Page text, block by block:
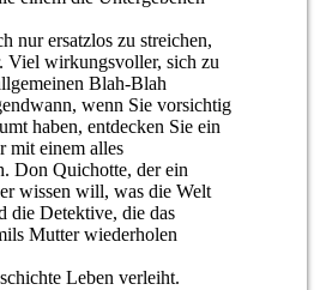
nur ersatzlos zu streichen,
Viel wirkungsvoller, sich zu
Blah-Blah
wenn Sie vorsichtig
haben, entdecken Sie ein
mit einem alles
Don Quichotte, der ein
wissen will, was die Welt
die Detektive, die das
Mutter wiederholen
Leben verleiht.